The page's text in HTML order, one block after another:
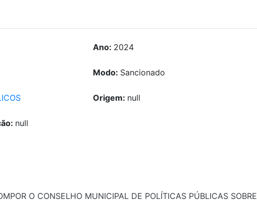
Ano: 2024
Modo: Sancionado
Origem: null
null
O CONSELHO MUNICIPAL DE POLÍTICAS PÚBLICAS SOBRE